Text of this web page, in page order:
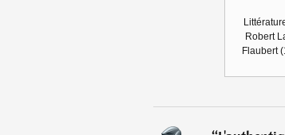
Robert
Flaubert